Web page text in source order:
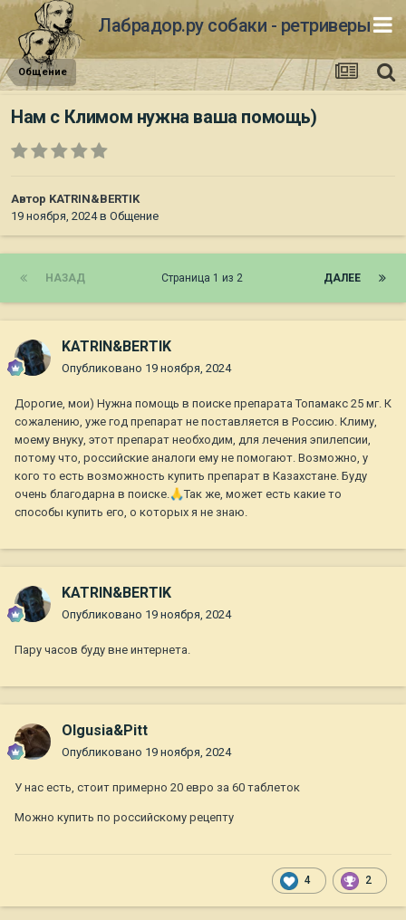
Лабрадор.ру собаки - ретриверы
Общение
Нам с Климом нужна ваша помощь)
Автор KATRIN&BERTIK
19 ноября, 2024в Общение
НАЗАД ДАЛЕЕ
Страница 1 из 2
KATRIN&BERTIK
Опубликовано 19 ноября, 2024
Дорогие, мои) Нужна помощь в поиске препарата Топамакс 25 мг. К
сожалению, уже год препарат не поставляется в Россию. Климу,
моему внуку, этот препарат необходим, для лечения эпилепсии,
потому что, российские аналоги ему не помогают. Возможно, у
кого то есть возможность купить препарат в Казахстане. Буду
очень благодарна в поиске.🙏Так же, может есть какие то
способы купить его, о которых я не знаю.
KATRIN&BERTIK
Опубликовано 19 ноября, 2024
Пару часов буду вне интернета.
Olgusia&Pitt
Опубликовано 19 ноября, 2024
У нас есть, стоит примерно 20 евро за 60 таблеток
Можно купить по российскому рецепту
4 2